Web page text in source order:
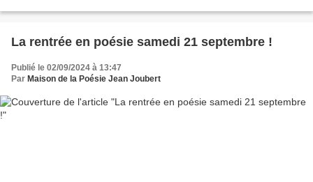
La rentrée en poésie samedi 21 septembre !
Publié le 02/09/2024 à 13:47
Par Maison de la Poésie Jean Joubert